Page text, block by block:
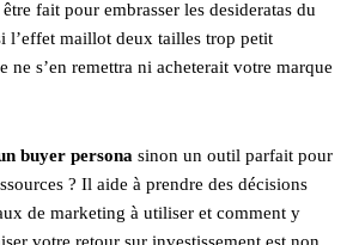
fait pour embrasser les desideratas du
l’effet maillot deux tailles trop petit
ne s’en remettra ni acheterait votre marque
buyer persona sinon un outil parfait pour
? Il aide à prendre des décisions
de marketing à utiliser et comment y
votre retour sur investissement est non